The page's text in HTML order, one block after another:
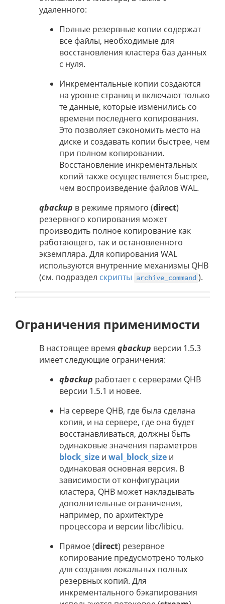
удаленного:
Полные резервные копии содержат
все файлы, необходимые для
восстановления кластера баз данных
с нуля.
Инкрементальные копии создаются
на уровне страниц и включают только
те данные, которые изменились со
времени последнего копирования.
Это позволяет сэкономить место на
диске и создавать копии быстрее, чем
при полном копировании.
Восстановление инкрементальных
копий также осуществляется быстрее,
чем воспроизведение файлов WAL.
qbackup в режиме прямого (direct)
резервного копирования может
производить полное копирование как
работающего, так и остановленного
экземпляра. Для копирования WAL
используются внутренние механизмы QHB
(см. подраздел скрипты archive_command ).
Ограничения применимости
В настоящее время qbackup версии 1.5.3
имеет следующие ограничения:
qbackup работает с серверами QHB
версии 1.5.1 и новее.
На сервере QHB, где была сделана
копия, и на сервере, где она будет
восстанавливаться, должны быть
одинаковые значения параметров
block_size и wal_block_size и
одинаковая основная версия. В
зависимости от конфигурации
кластера, QHB может накладывать
дополнительные ограничения,
например, по архитектуре
процессора и версии libc/libicu.
Прямое (direct) резервное
копирование предусмотрено только
для создания локальных полных
резервных копий. Для
инкрементального бэкапирования